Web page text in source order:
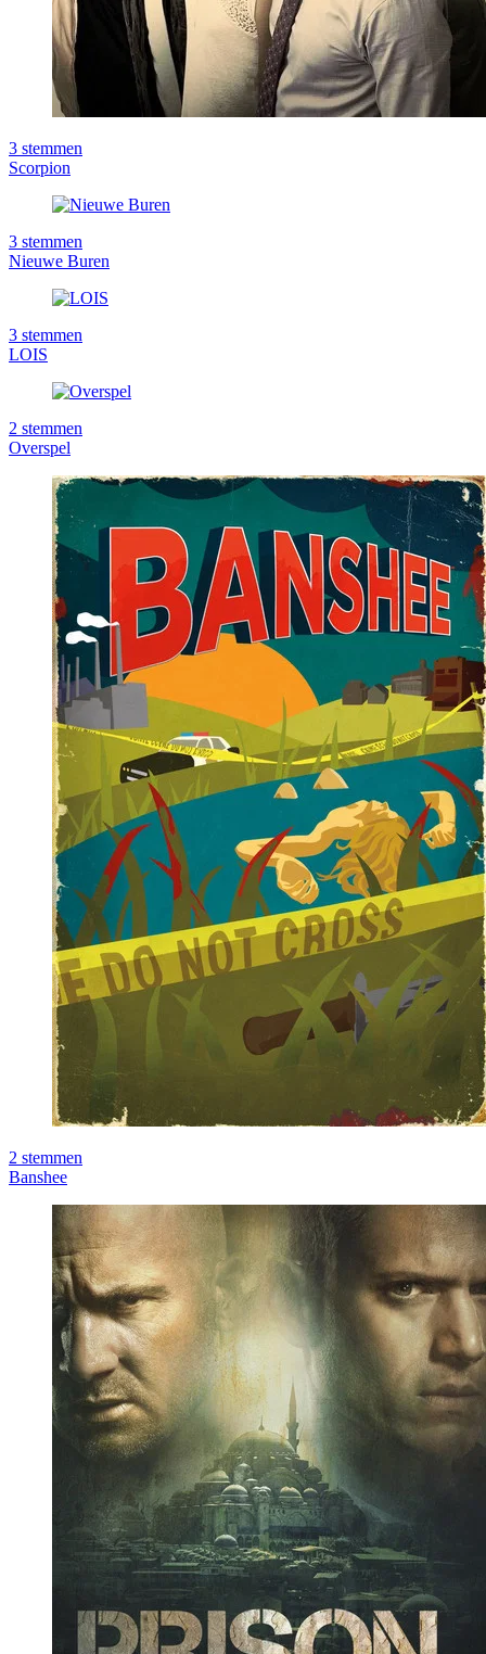
3 stemmen
Scorpion
3 stemmen
Nieuwe Buren
3 stemmen
LOIS
2 stemmen
Overspel
2 stemmen
Banshee